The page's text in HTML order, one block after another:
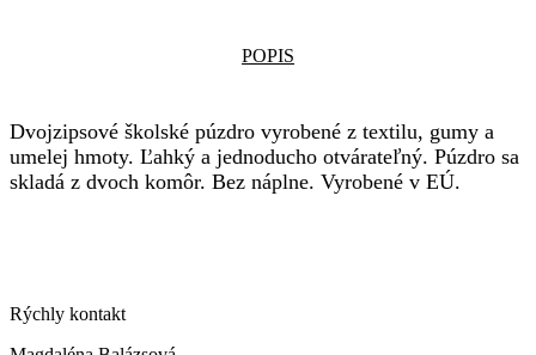
POPIS
Dvojzipsové školské púzdro vyrobené z textilu, gumy a
umelej hmoty. Ľahký a jednoducho otvárateľný. Púzdro sa
skladá z dvoch komôr. Bez náplne. Vyrobené v EÚ.
Rýchly kontakt